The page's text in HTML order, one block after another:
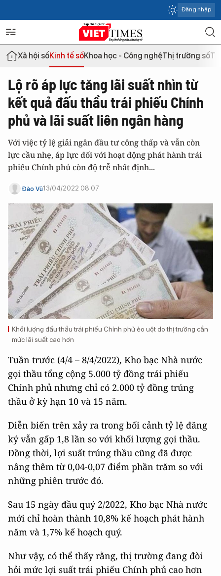
Đăng nhập
Xã hội sốKinh tế sốKhoa học - Công nghệThị trường số
Lộ rõ áp lực tăng lãi suất nhìn từ
kết quả đấu thầu trái phiếu Chính
phủ và lãi suất liên ngân hàng
Với việc tỷ lệ giải ngân đầu tư công thấp và vẫn còn
lực cầu nhẹ, áp lực đối với hoạt động phát hành trái
phiếu Chính phủ còn độ trễ nhất định...
Đào Vũ13/04/2022 08:07
Khối lượng đấu thầu trái phiếu Chính phủ èo uột do thị trường cần
mức lãi suất cao hơn
Tuần trước (4/4 – 8/4/2022), Kho bạc Nhà nước
gọi thầu tổng cộng 5.000 tỷ đồng trái phiếu
Chính phủ nhưng chỉ có 2.000 tỷ đồng trúng
thầu ở kỳ hạn 10 và 15 năm.
Diễn biến trên xảy ra trong bối cảnh tỷ lệ đăng
ký vẫn gấp 1,8 lần so với khối lượng gọi thầu.
Đồng thời, lợi suất trúng thầu cũng đã được
nâng thêm từ 0,04-0,07 điểm phần trăm so với
những phiên trước đó.
Sau 15 ngày đầu quý 2/2022, Kho bạc Nhà nước
mới chỉ hoàn thành 10,8% kế hoạch phát hành
năm và 1,7% kế hoạch quý.
Như vậy, có thể thấy rằng, thị trường đang đòi
hỏi mức lợi suất trái phiếu Chính phủ cao hơn